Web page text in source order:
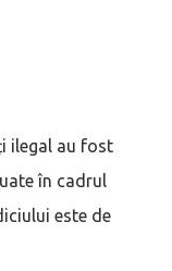
ilegal au fost
în cadrul
este de